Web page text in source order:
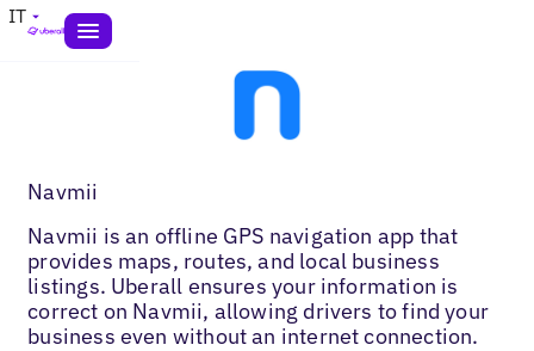
IT
Navmii
Navmii is an offline GPS navigation app that
provides maps, routes, and local business
listings. Uberall ensures your information is
correct on Navmii, allowing drivers to find your
business even without an internet connection.